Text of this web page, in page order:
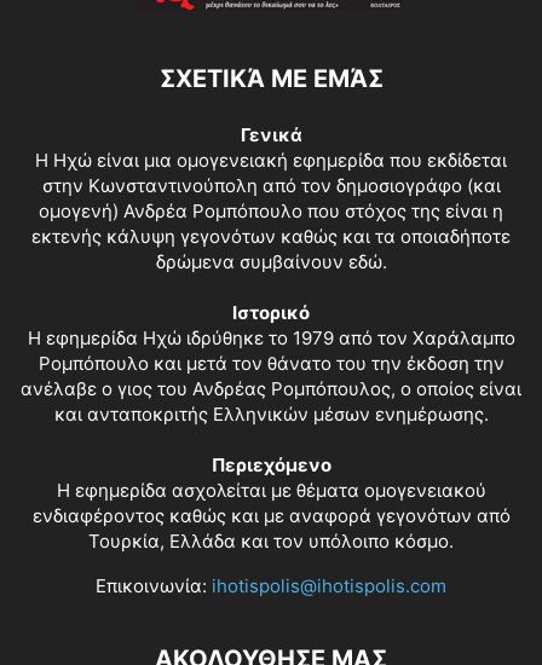
ΣΧΕΤΙΚΆ ΜΕ ΕΜΆΣ
Γενικά
Η Ηχώ είναι μια ομογενειακή εφημερίδα που εκδίδεται
στην Κωνσταντινούπολη από τον δημοσιογράφο (και
ομογενή) Ανδρέα Ρομπόπουλο που στόχος της είναι η
εκτενής κάλυψη γεγονότων καθώς και τα οποιαδήποτε
δρώμενα συμβαίνουν εδώ.
Ιστορικό
Η εφημερίδα Ηχώ ιδρύθηκε το 1979 από τον Χαράλαμπο
Ρομπόπουλο και μετά τον θάνατο του την έκδοση την
ανέλαβε ο γιος του Ανδρέας Ρομπόπουλος, ο οποίος είναι
και ανταποκριτής Ελληνικών μέσων ενημέρωσης.
Περιεχόμενο
Η εφημερίδα ασχολείται με θέματα ομογενειακού
ενδιαφέροντος καθώς και με αναφορά γεγονότων από
Τουρκία, Ελλάδα και τον υπόλοιπο κόσμο.
Επικοινωνία: ihotispolis@ihotispolis.com
ΑΚΟΛΟΥΘΗΣΕ ΜΑΣ